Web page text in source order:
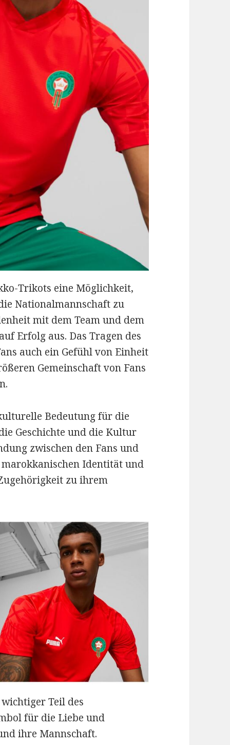
Trikots eine Möglichkeit,
Nationalmannschaft zu
mit dem Team und dem
Erfolg aus. Das Tragen des
auch ein Gefühl von Einheit
Gemeinschaft von Fans
Bedeutung für die
Geschichte und die Kultur
zwischen den Fans und
Identität und
zu ihrem
Teil des
für die Liebe und
ihre Mannschaft.